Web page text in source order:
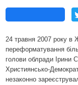
24 травня 2007 року в
переформатування
голови облради Ірини
Християнсько-
незаконно